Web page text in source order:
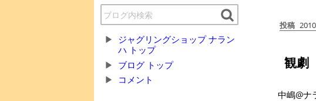
ジャグリングショップ ナラン
ハ トップ
ブログ トップ
コメント
投稿
観劇
中嶋@ナ